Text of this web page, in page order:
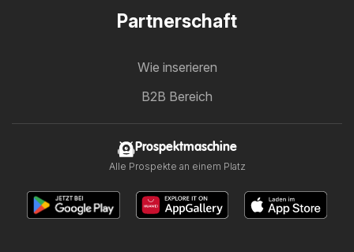
Partnerschaft
Wie inserieren
B2B Bereich
Prospektmaschine
Alle Prospekte an einem Platz